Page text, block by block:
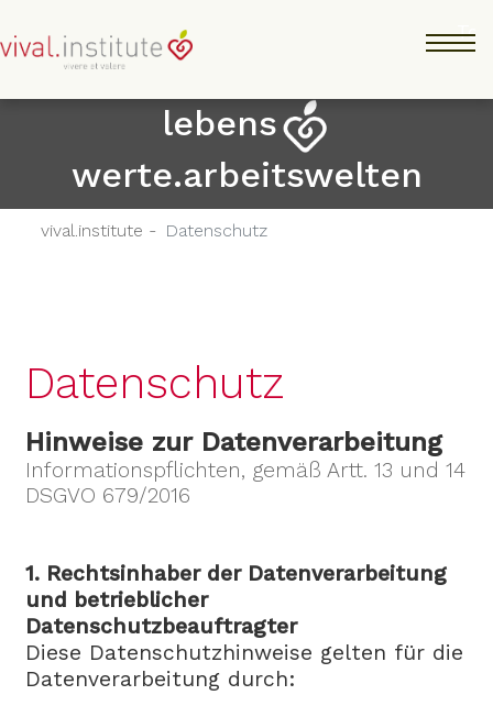
lebens
werte.arbeitswelten
vival.institute - Datenschutz
Datenschutz
Hinweise zur Datenverarbeitung
Informationspflichten, gemäß Artt. 13 und 14
DSGVO 679/2016
1. Rechtsinhaber der Datenverarbeitung
und betrieblicher
Datenschutzbeauftragter
Diese Datenschutzhinweise gelten für die
Datenverarbeitung durch: